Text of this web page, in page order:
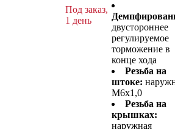
Под заказ,
1 день
двустороннее
регулируемое
торможение в
конце хода
Резьба на
штоке:
M6x1,0
Резьба на
крышках:
наружная